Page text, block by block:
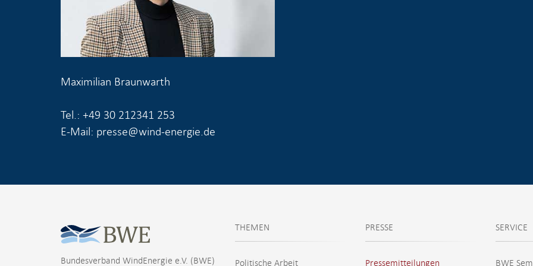
Maximilian Braunwarth
Tel.: +49 30 212341 253
E-Mail: presse@wind-energie.de
Bundesverband WindEnergie e.V. (BWE)
THEMEN
Politische Arbeit
PRESSE
Pressemitteilungen
SERVICE
BWE